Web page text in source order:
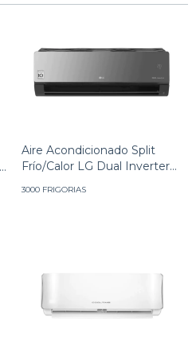
Aire Acondicionado Split
Frío/Calor LG Dual Inverter
3000 FRIGORIAS